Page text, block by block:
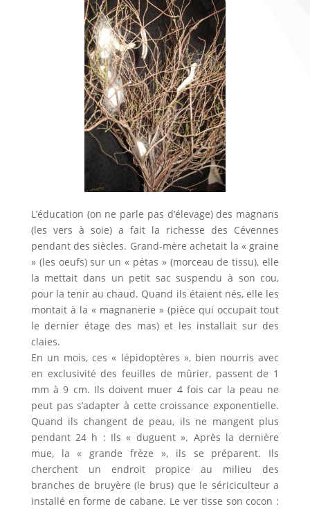
L’éducation (on ne parle pas d’élevage) des magnans
(les vers à soie) a fait la richesse des Cévennes
pendant des siècles. Grand-mère achetait la « graine
» (les oeufs) sur un « pétas » (morceau de tissu), elle
la mettait dans un petit sac suspendu à son cou,
pour la tenir au chaud. Quand ils étaient nés, elle les
montait à la « magnanerie » (pièce qui occupait tout
le dernier étage des mas) et les installait sur des
claies.
En un mois, ces « lépidoptères », bien nourris avec
en exclusivité des feuilles de mûrier, passent de 1
mm à 9 cm. Ils doivent muer 4 fois car la peau ne
peut pas s’adapter à cette croissance exponentielle.
Quand ils changent de peau, ils ne mangent plus
pendant 24 h : Ils « duguent ». Après la dernière
mue, la « grande frèze », ils se préparent. Ils
cherchent un endroit propice au milieu des
branches de bruyère (le brus) que le sériciculteur a
installé en forme de cabane. Le ver tisse son cocon :